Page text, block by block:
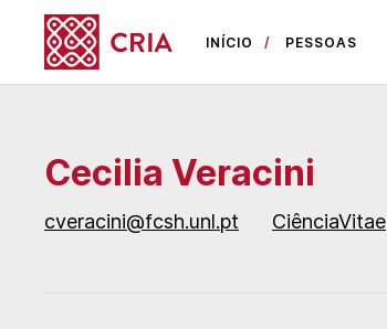
INÍCIO PESSOAS
Cecilia Veracini
cveracini@fcsh.unl.pt CiênciaVitae